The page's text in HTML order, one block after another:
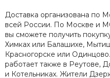
Доставка организована по
всей России. По Москве и
вы сможете получить
Химках или Балашихе,
Красногорске или
работает также в Реутове,
и Котельниках. Жители